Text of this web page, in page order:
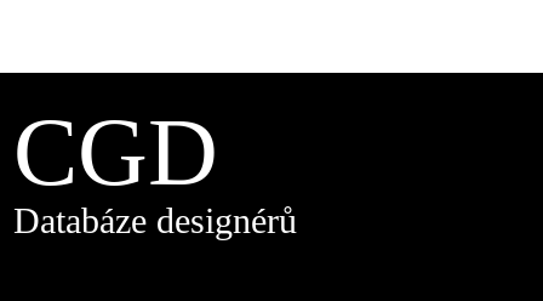
CGD
Databáze designérů